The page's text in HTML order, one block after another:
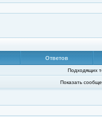
Ответов
Подходящих
Показать